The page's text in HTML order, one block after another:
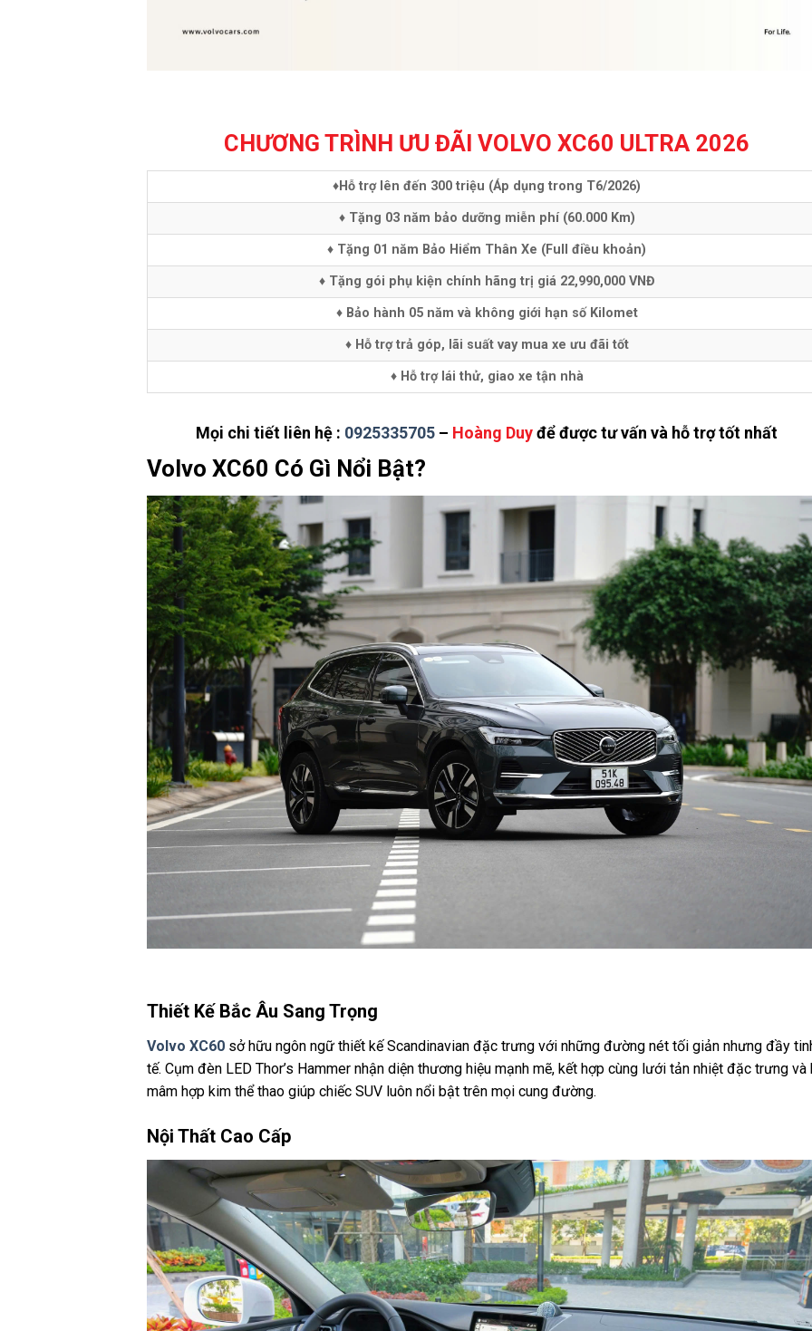
CHƯƠNG TRÌNH ƯU ĐÃI VOLVO XC60 ULTRA 2026
♦Hỗ trợ lên đến 300 triệu (Áp dụng trong T6/2026)
♦ Tặng 03 năm bảo dưỡng miễn phí (60.000 Km)
♦ Tặng 01 năm Bảo Hiểm Thân Xe (Full điều khoản)
♦ Tặng gói phụ kiện chính hãng trị giá 22,990,000 VNĐ
♦ Bảo hành 05 năm và không giới hạn số Kilomet
♦ Hỗ trợ trả góp, lãi suất vay mua xe ưu đãi tốt
♦ Hỗ trợ lái thử, giao xe tận nhà
Mọi chi tiết liên hệ : 0925335705 – Hoàng Duyđể được tư vấn và hỗ trợ tốt nhất
Volvo XC60 Có Gì Nổi Bật?
Thiết Kế Bắc Âu Sang Trọng
Volvo XC60 sở hữu ngôn ngữ thiết kế Scandinavian đặc trưng với những đường nét tối giản nhưng đầy
tế. Cụm đèn LED Thor’s Hammer nhận diện thương hiệu mạnh mẽ, kết hợp cùng lưới tản nhiệt đặc trưng và
mâm hợp kim thể thao giúp chiếc SUV luôn nổi bật trên mọi cung đường.
Nội Thất Cao Cấp